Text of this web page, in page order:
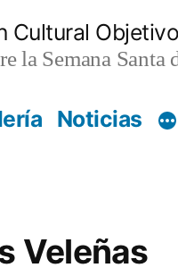
Cultural
la Semana Santa
Noticias
Veleñas